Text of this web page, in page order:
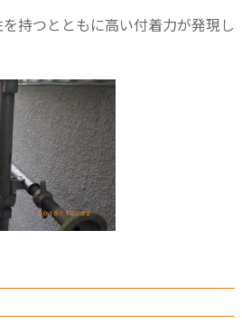
持つとともに高い付着力が発現し